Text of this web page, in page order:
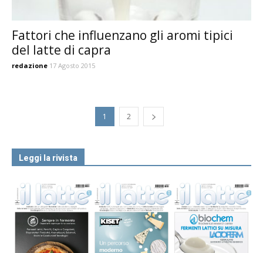
Fattori che influenzano gli aromi tipici
del latte di capra
redazione 17 Agosto 2015
1 2
Leggi la rivista